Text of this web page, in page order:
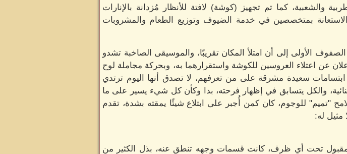
والشعبية، كما تم تجهيز (كوشة) لافتة للأنظار مُزدانة بالإنارات
بمتخصصين في خدمة الضيوف وتوزيع الطعام والمشروبات
الأولى إلى أن امتلأ المكان تقريبًا، والموسيقى الصاخبة تشدو
عن اعتلاء العروسين للكوشة واستقرارهما به، وبحركة مجاملة لوح
سعيدة مشرقة على من تعرفهم، لا تصدق أنها اليوم ترتدي
والكل يتسابق في إظهار فرحته، بدا وكأن كل شيء يسير على ما
للوجوم، كان كمن أُجبر على ابتلاع شيئًا يمقته بشدة، تقدم
مثيل له:
تحت أي ظرف، كانت قسمات وجهه تنطق عنه، بذل الكثير من